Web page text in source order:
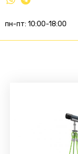
пн-пт: 10:00-18:00